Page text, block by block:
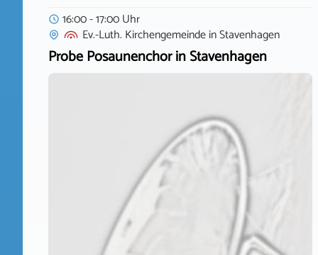
16:00 - 17:00 Uhr
Ev.-Luth. KirchengemeindeinStavenhagen
Probe Posaunenchor in Stavenhagen